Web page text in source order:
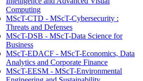
Computing
MScT-CTD - MScT-Cybersecurity :
Threats and Defenses
MScT-DSB - MScT-Data Science for
Business
MScT-EDACF - MScT-Economics, Data
Analytics and Corporate Finance
MScT-EESM - MScT-Environmental